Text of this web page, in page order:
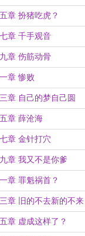
章 扮猪吃虎？
章 千手观音
章 伤筋动骨
章 惨败
章 自己的梦自己圆
章 薛沧海
章 金针打穴
章 我又不是你爹
章 罪魁祸首？
章 旧的不去新的不来
章 虚成这样了？